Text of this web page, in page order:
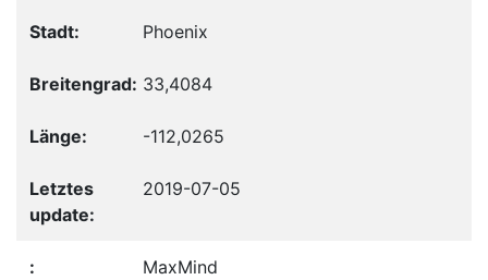
Phoenix
33,4084
-112,0265
2019-07-05
MaxMind